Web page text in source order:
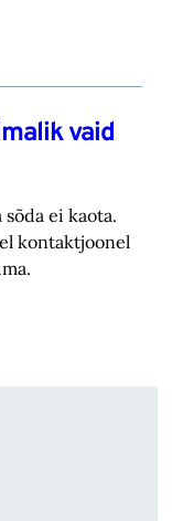
vaid
ei kaota.
kontaktjoonel